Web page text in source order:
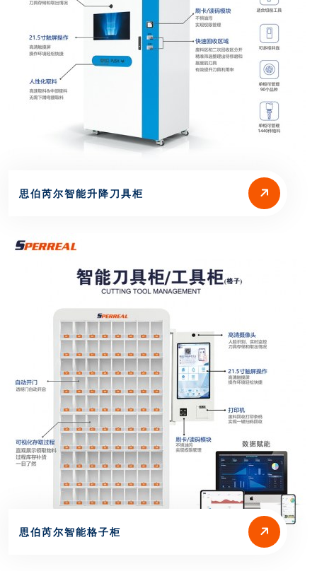
思伯芮尔智能升降刀具柜
思伯芮尔智能格子柜